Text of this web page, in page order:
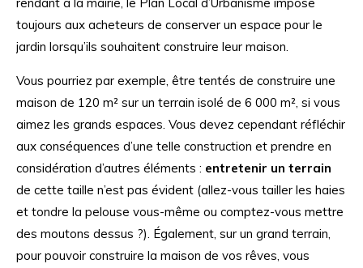
toujours aux acheteurs de conserver un espace pour le
jardin lorsqu’ils souhaitent construire leur maison.
Vous pourriez par exemple, être tentés de construire une
maison de 120 m² sur un terrain isolé de 6 000 m², si vous
aimez les grands espaces. Vous devez cependant réfléchir
aux conséquences d’une telle construction et prendre en
considération d’autres éléments : entretenir un terrain
de cette taille n’est pas évident (allez-vous tailler les haies
et tondre la pelouse vous-même ou comptez-vous mettre
des moutons dessus ?). Également, sur un grand terrain,
pour pouvoir construire la maison de vos rêves, vous